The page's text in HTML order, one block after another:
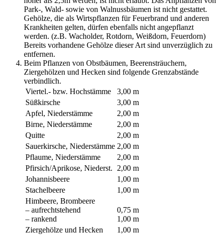
Park-, Wald- sowie von Walnussbäumen ist nicht gestattet.
Gehölze, die als Wirtspflanzen für Feuerbrand und anderen
Krankheiten gelten, dürfen ebenfalls nicht angepflanzt
werden. (z.B. Wacholder, Rotdorn, Weißdorn, Feuerdorn)
Bereits vorhandene Gehölze dieser Art sind unverzüglich zu
entfernen.
Beim Pflanzen von Obstbäumen, Beerensträuchern,
Ziergehölzen und Hecken sind folgende Grenzabstände
verbindlich.
Viertel.- bzw. Hochstämme
3,00 m
Süßkirsche
3,00 m
Apfel, Niederstämme
2,00 m
Birne, Niederstämme
2,00 m
Quitte
2,00 m
Sauerkirsche, Niederstämme 2,00 m
Pflaume, Niederstämme
2,00 m
Pfirsich/Aprikose, Niederst.
2,00 m
Johannisbeere
1,00 m
Stachelbeere
1,00 m
Himbeere, Brombeere
– aufrechtstehend
– rankend
0,75 m
1,00 m
Ziergehölze und Hecken
1,00 m